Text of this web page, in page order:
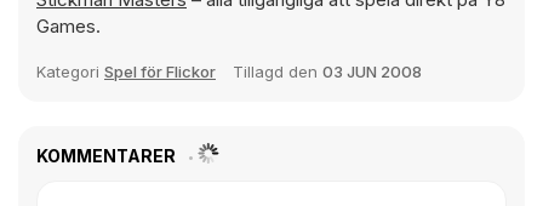
Games.
Kategori Spel för Flickor Tillagd den 03 JUN 2008
KOMMENTARER